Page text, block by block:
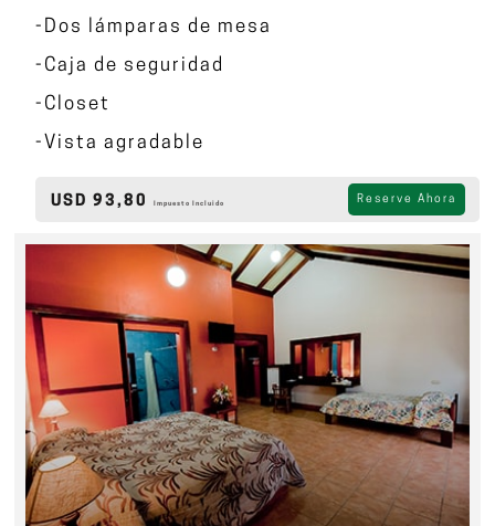
-Dos lámparas de mesa
-Caja de seguridad
-Closet
-Vista agradable
USD 93,80 Impuesto Incluido Reserve Ahora